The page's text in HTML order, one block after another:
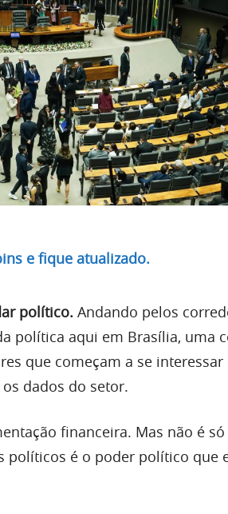
e fique atualizado.
político. Andando pelos
política aqui em Brasília, uma
que começam a se interessar
dados do setor.
financeira. Mas não é
políticos é o poder político que